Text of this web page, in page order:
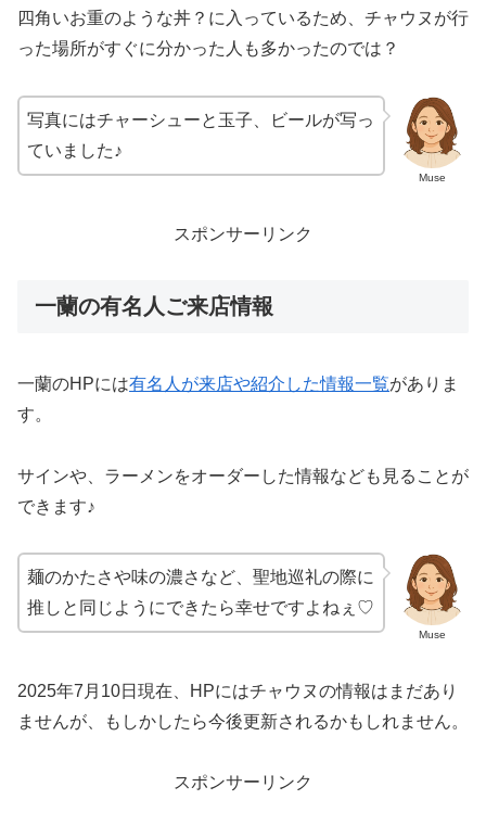
四角いお重のような丼？に入っているため、チャウヌが行
った場所がすぐに分かった人も多かったのでは？
Muse
写真にはチャーシューと玉子、ビールが写っ
ていました♪
スポンサーリンク
一蘭の有名人ご来店情報
一蘭のHPには有名人が来店や紹介した情報一覧がありま
す。
サインや、ラーメンをオーダーした情報なども見ることが
できます♪
Muse
麺のかたさや味の濃さなど、聖地巡礼の際に
推しと同じようにできたら幸せですよねぇ♡
2025年7月10日現在、HPにはチャウヌの情報はまだあり
ませんが、もしかしたら今後更新されるかもしれません。
スポンサーリンク